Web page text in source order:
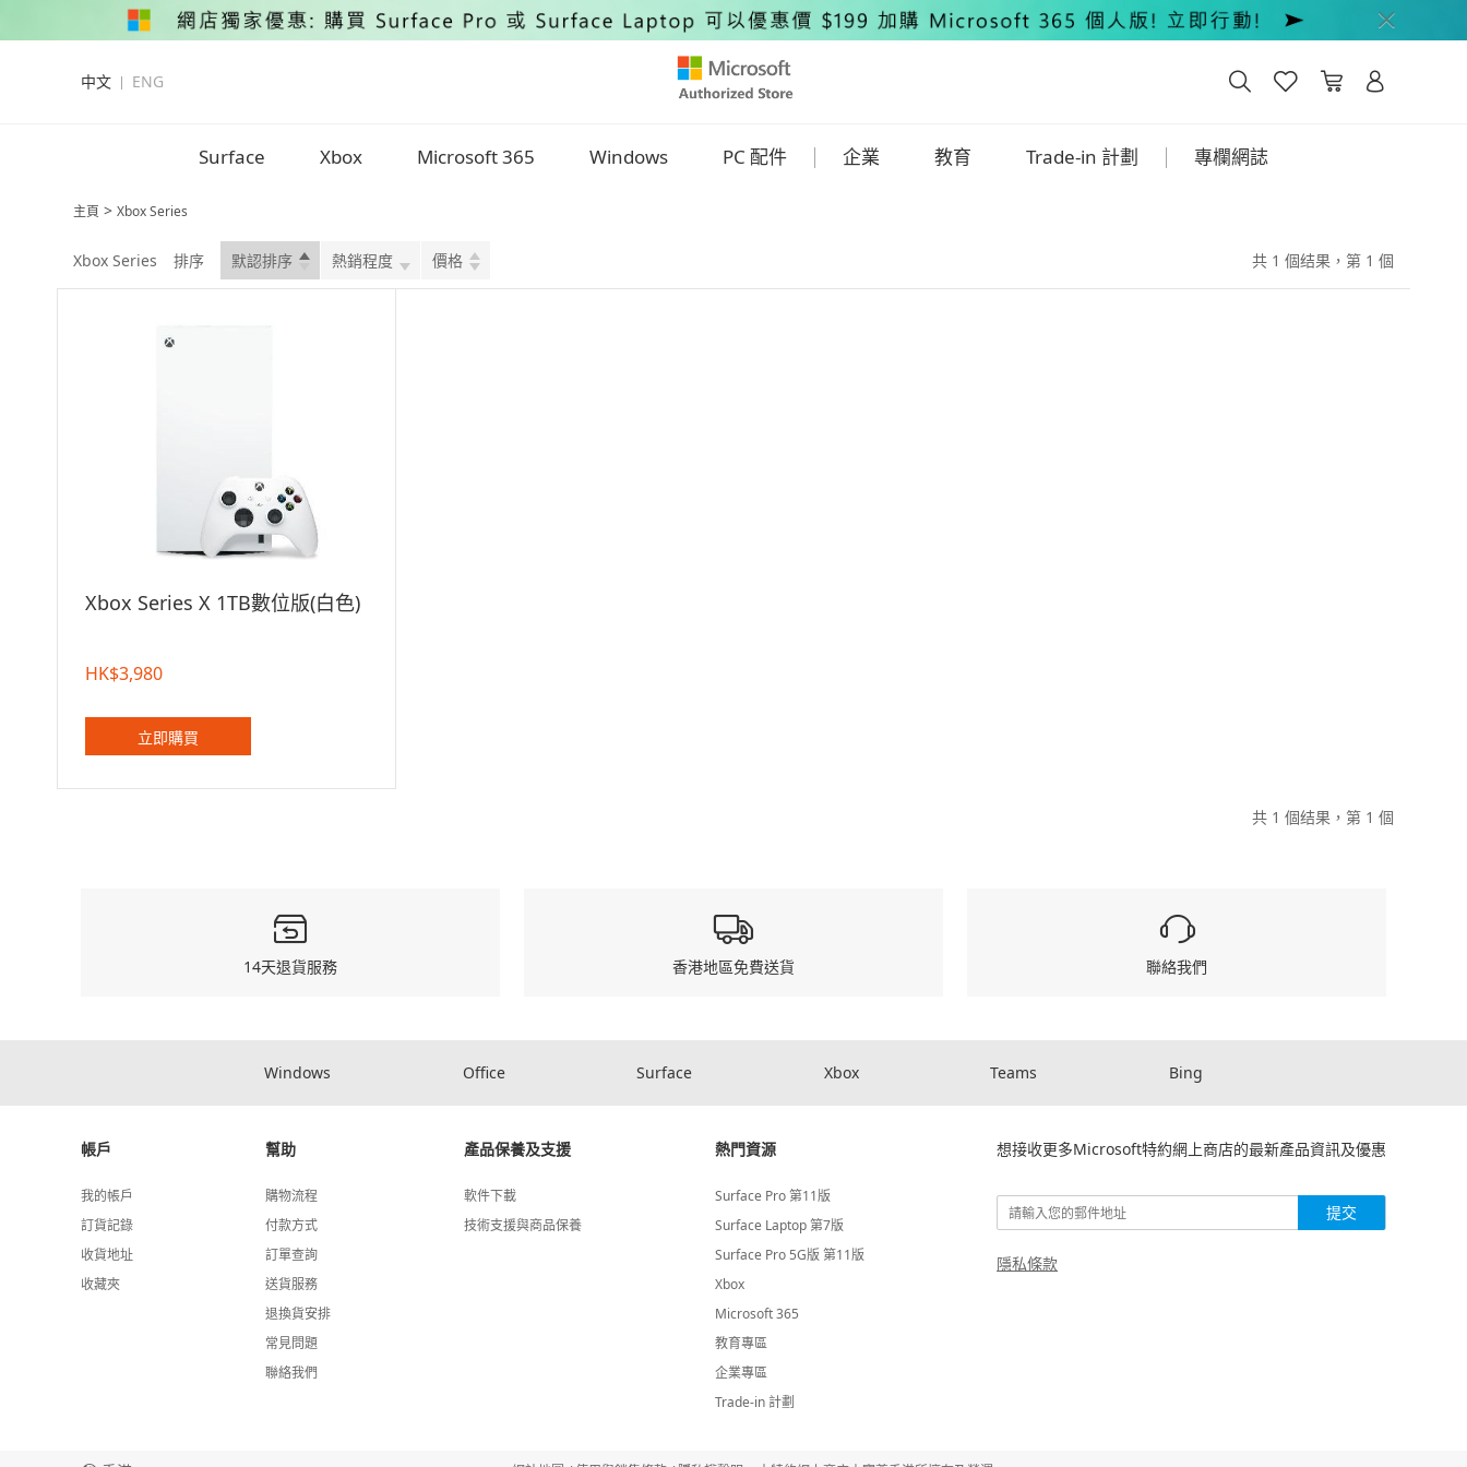
中文 ENG
Surface Xbox Microsoft 365 Windows PC 配件 企業 教育 Trade-in 計劃 專欄網誌
主頁 > Xbox Series
Xbox Series 排序 默認排序 熱銷程度 價格 共 1 個结果，第 1 個
Xbox Series X 1TB數位版(白色)
HK$3,980
立即購買
共 1 個结果，第 1 個
14天退貨服務 香港地區免費送貨 聯絡我們
Windows Office Surface Xbox Teams Bing
帳戶
我的帳戶
訂貨記錄
收貨地址
收藏夾
幫助
購物流程
付款方式
訂單查詢
送貨服務
退換貨安排
常見問題
聯絡我們
產品保養及支援
軟件下載
技術支援與商品保養
熱門資源
Surface Pro 第11版
Surface Laptop 第7版
Surface Pro 5G版 第11版
Xbox
Microsoft 365
教育專區
企業專區
Trade-in 計劃
想接收更多Microsoft特約網上商店的最新產品資訊及優惠
提交
隱私條款